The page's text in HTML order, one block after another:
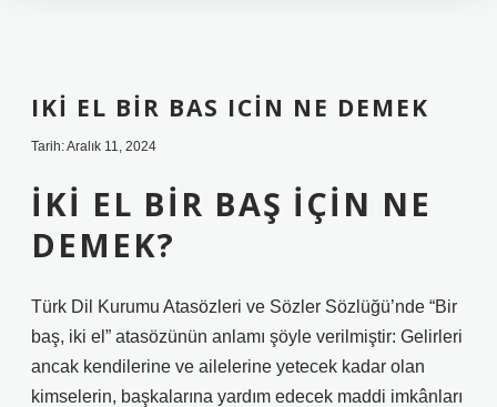
IKI EL BIR BAS ICIN NE DEMEK
Tarih: Aralık 11, 2024
İKI EL BIR BAŞ IÇIN NE
DEMEK?
Türk Dil Kurumu Atasözleri ve Sözler Sözlüğü’nde “Bir
baş, iki el” atasözünün anlamı şöyle verilmiştir: Gelirleri
ancak kendilerine ve ailelerine yetecek kadar olan
kimselerin, başkalarına yardım edecek maddi imkânları